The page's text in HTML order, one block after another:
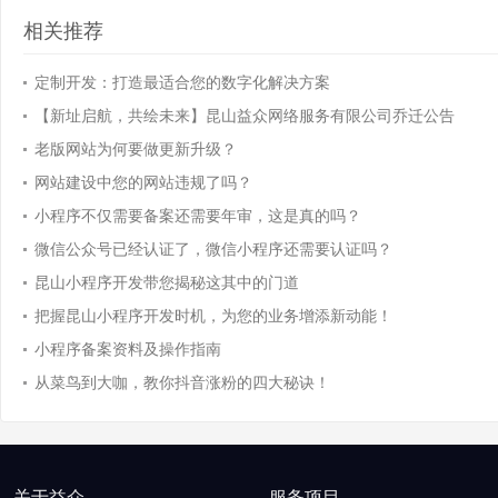
相关推荐
定制开发：打造最适合您的数字化解决方案
【新址启航，共绘未来】昆山益众网络服务有限公司乔迁公告
老版网站为何要做更新升级？
网站建设中您的网站违规了吗？
小程序不仅需要备案还需要年审，这是真的吗？
微信公众号已经认证了，微信小程序还需要认证吗？
昆山小程序开发带您揭秘这其中的门道
把握昆山小程序开发时机，为您的业务增添新动能！
小程序备案资料及操作指南
从菜鸟到大咖，教你抖音涨粉的四大秘诀！